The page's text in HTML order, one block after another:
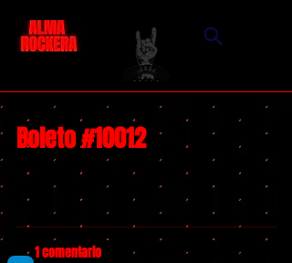
Boleto #10012
1 comentario